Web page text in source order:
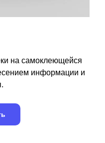
на самоклеющейся
информации и